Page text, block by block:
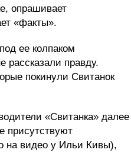
опрашивает
«факты».
ее колпаком
рассказали правду.
покинули Свитанок
«Свитанка» далее
присутствуют
на видео у Ильи Кивы),